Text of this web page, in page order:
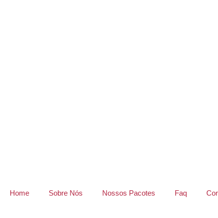
Home Sobre Nós Nossos Pacotes Faq